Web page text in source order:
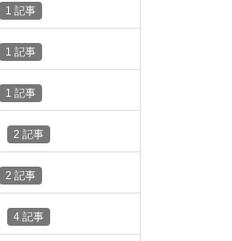
1 記事
1 記事
1 記事
2 記事
2 記事
4 記事